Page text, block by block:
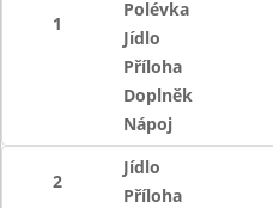
1
Polévka
Jídlo
Příloha
Doplněk
Nápoj
2
Jídlo
Příloha